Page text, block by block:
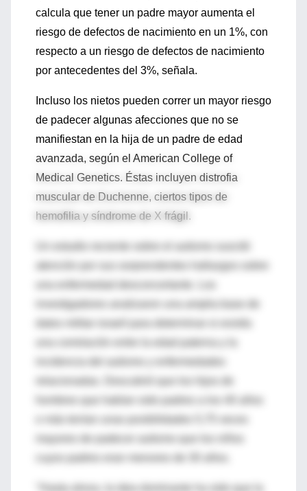
calcula que tener un padre mayor aumenta el
riesgo de defectos de nacimiento en un 1%, con
respecto a un riesgo de defectos de nacimiento
por antecedentes del 3%, señala.
Incluso los nietos pueden correr un mayor riesgo
de padecer algunas afecciones que no se
manifiestan en la hija de un padre de edad
avanzada, según el American College of
Medical Genetics. Éstas incluyen distrofia
muscular de Duchenne, ciertos tipos de
hemofilia y síndrome de X frágil.
atención por sus sorprendentes hallazgos sobre
investigadores analizaron una amplia base de
mayores de padecer autismo que los niños